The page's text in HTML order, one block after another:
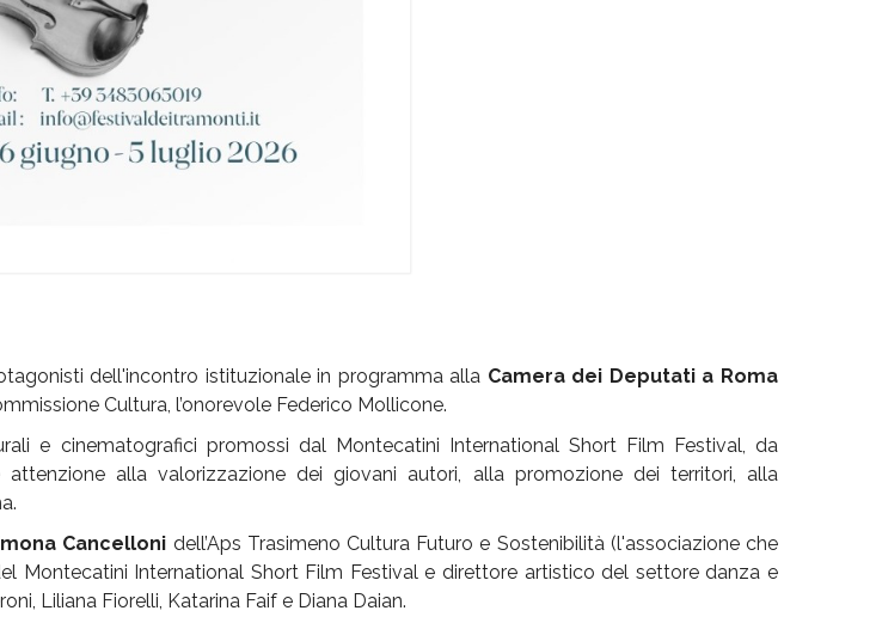
dell'incontro istituzionale in programma alla Camera dei Deputati a Roma
Cultura, l’onorevole Federico Mollicone.
e cinematografici promossi dal Montecatini International Short Film Festival, da
alla valorizzazione dei giovani autori, alla promozione dei territori, alla
Cancelloni dell’Aps Trasimeno Cultura Futuro e Sostenibilità (l'associazione che
Montecatini International Short Film Festival e direttore artistico del settore danza e
Liliana Fiorelli, Katarina Faif e Diana Daian.